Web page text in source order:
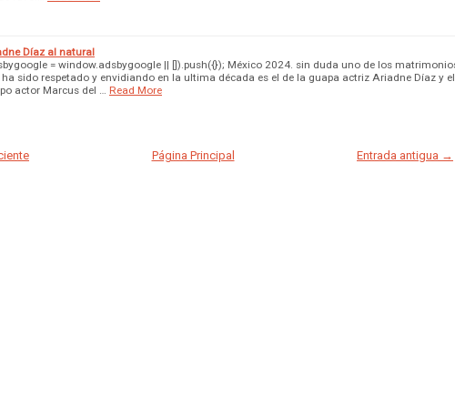
Díaz al natural
= window.adsbygoogle || []).push({}); México 2024. sin duda uno de los
ha sido respetado y envidiando en la ultima década es el de la guapa actriz Ariadne Díaz y el
actor Marcus del …
Read More
Entrada antigua →
Página Principal